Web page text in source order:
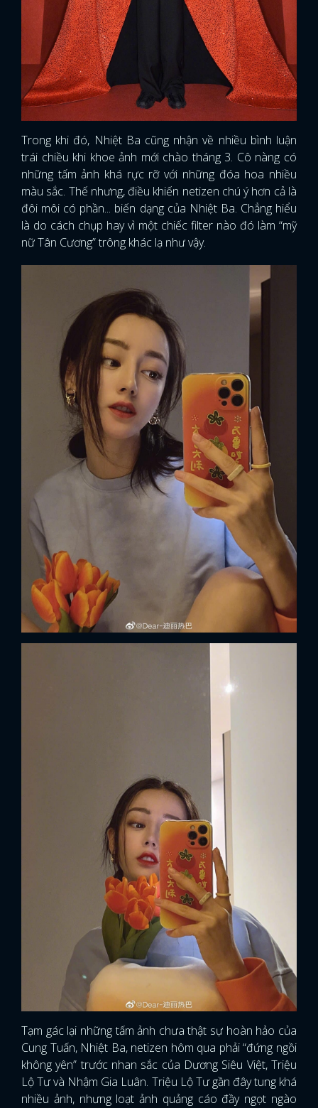
Trong khi đó, Nhiệt Ba cũng nhận về nhiều bình luận
trái chiều khi khoe ảnh mới chào tháng 3. Cô nàng có
những tấm ảnh khá rực rỡ với những đóa hoa nhiều
màu sắc. Thế nhưng, điều khiến netizen chú ý hơn cả là
đôi môi có phần... biến dạng của Nhiệt Ba. Chẳng hiểu
là do cách chụp hay vì một chiếc filter nào đó làm “mỹ
nữ Tân Cương” trông khác lạ như vậy.
Tạm gác lại những tấm ảnh chưa thật sự hoàn hảo của
Cung Tuấn, Nhiệt Ba, netizen hôm qua phải “đứng ngồi
không yên” trước nhan sắc của Dương Siêu Việt, Triệu
Lộ Tư và Nhậm Gia Luân. Triệu Lộ Tư gần đây tung khá
nhiều ảnh, nhưng loạt ảnh quảng cáo đầy ngọt ngào